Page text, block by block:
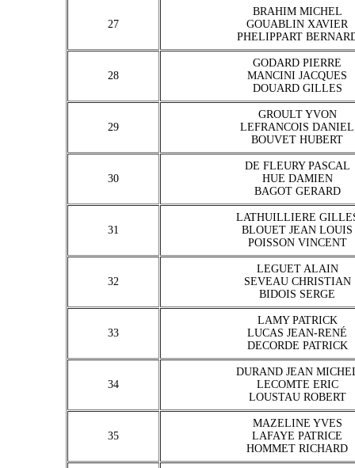
27
BRAHIM MICHEL
GOUABLIN XAVIER
PHELIPPART
28
GODARD PIERRE
MANCINI JACQUES
DOUARD GILLES
29
GROULT YVON
LEFRANCOIS DANIEL
BOUVET HUBERT
30
DE FLEURY PASCAL
HUE DAMIEN
BAGOT GERARD
31
LATHUILLIERE
BLOUET JEAN LOUIS
POISSON VINCENT
32
LEGUET ALAIN
SEVEAU CHRISTIAN
BIDOIS SERGE
33
LAMY PATRICK
LUCAS JEAN-RENÉ
DECORDE PATRICK
34
DURAND JEAN
LECOMTE ERIC
LOUSTAU ROBERT
35
MAZELINE YVES
LAFAYE PATRICE
HOMMET RICHARD